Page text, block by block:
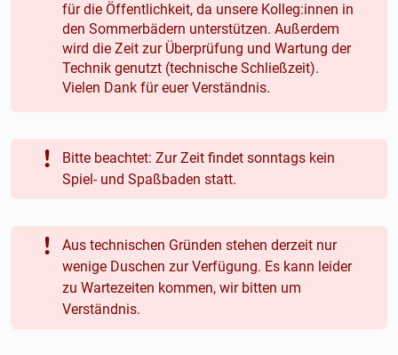
für die Öffentlichkeit, da unsere Kolleg:innen in
den Sommerbädern unterstützen. Außerdem
wird die Zeit zur Überprüfung und Wartung der
Technik genutzt (technische Schließzeit).
Vielen Dank für euer Verständnis.
Bitte beachtet: Zur Zeit findet sonntags kein
Spiel- und Spaßbaden statt.
Aus technischen Gründen stehen derzeit nur
wenige Duschen zur Verfügung. Es kann leider
zu Wartezeiten kommen, wir bitten um
Verständnis.